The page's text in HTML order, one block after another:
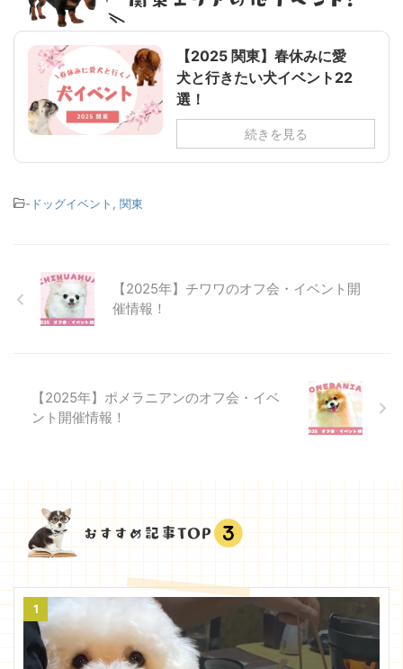
【2025 関東】春休みに愛
犬と行きたい犬イベント22
選！
続きを見る
- ドッグイベント 関東
【2025年】チワワのオフ会・イベント開
催情報！
【2025年】ポメラニアンのオフ会・イベ
ント開催情報！
1